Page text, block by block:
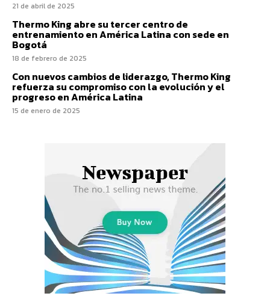
21 de abril de 2025
Thermo King abre su tercer centro de
entrenamiento en América Latina con sede en
Bogotá
18 de febrero de 2025
Con nuevos cambios de liderazgo, Thermo King
refuerza su compromiso con la evolución y el
progreso en América Latina
15 de enero de 2025